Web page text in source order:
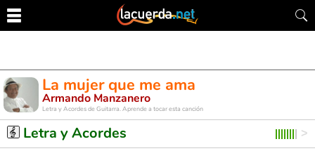
La mujer que me ama
Armando Manzanero
Letra y Acordes de Guitarra. Aprende a tocar esta canción
Letra y Acordes